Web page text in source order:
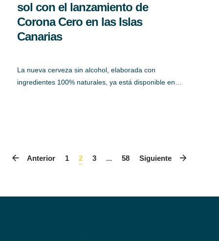
sol con el lanzamiento de
Corona Cero en las Islas
Canarias
La nueva cerveza sin alcohol, elaborada con
ingredientes 100% naturales, ya está disponible en…
Anterior 1 2 3 ... 58 Siguiente